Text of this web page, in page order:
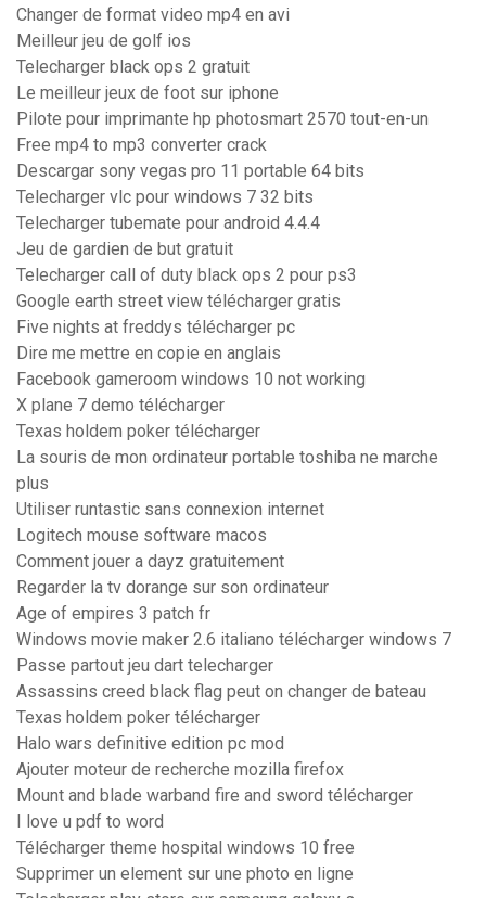
Changer de format video mp4 en avi
Meilleur jeu de golf ios
Telecharger black ops 2 gratuit
Le meilleur jeux de foot sur iphone
Pilote pour imprimante hp photosmart 2570 tout-en-un
Free mp4 to mp3 converter crack
Descargar sony vegas pro 11 portable 64 bits
Telecharger vlc pour windows 7 32 bits
Telecharger tubemate pour android 4.4.4
Jeu de gardien de but gratuit
Telecharger call of duty black ops 2 pour ps3
Google earth street view télécharger gratis
Five nights at freddys télécharger pc
Dire me mettre en copie en anglais
Facebook gameroom windows 10 not working
X plane 7 demo télécharger
Texas holdem poker télécharger
La souris de mon ordinateur portable toshiba ne marche
plus
Utiliser runtastic sans connexion internet
Logitech mouse software macos
Comment jouer a dayz gratuitement
Regarder la tv dorange sur son ordinateur
Age of empires 3 patch fr
Windows movie maker 2.6 italiano télécharger windows 7
Passe partout jeu dart telecharger
Assassins creed black flag peut on changer de bateau
Texas holdem poker télécharger
Halo wars definitive edition pc mod
Ajouter moteur de recherche mozilla firefox
Mount and blade warband fire and sword télécharger
I love u pdf to word
Télécharger theme hospital windows 10 free
Supprimer un element sur une photo en ligne